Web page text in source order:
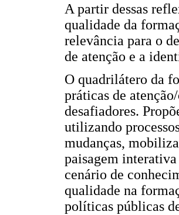
A partir dessas
qualidade da
relevância para o
de atenção e a
O quadrilátero da
práticas de
desafiadores.
utilizando
mudanças,
paisagem
cenário de
qualidade na
políticas públicas